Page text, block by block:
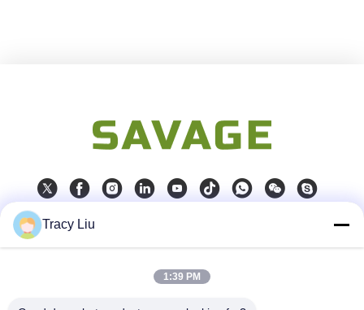
Contacto rápido
Tracy Liu
1:39 PM